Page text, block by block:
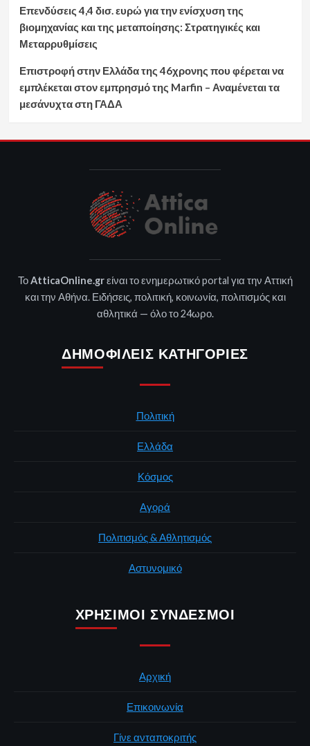
Επενδύσεις 4,4 δισ. ευρώ για την ενίσχυση της
βιομηχανίας και της μεταποίησης: Στρατηγικές και
Μεταρρυθμίσεις
Επιστροφή στην Ελλάδα της 46χρονης που φέρεται να
εμπλέκεται στον εμπρησμό της Marfin – Αναμένεται τα
μεσάνυχτα στη ΓΑΔΑ
ΤοAtticaOnline.grείναι το ενημερωτικό portal για την Αττική
και την Αθήνα. Ειδήσεις, πολιτική, κοινωνία, πολιτισμός και
αθλητικά — όλο το 24ωρο.
ΔΗΜΟΦΙΛΕΊΣ ΚΑΤΗΓΟΡΊΕΣ
Πολιτική
Ελλάδα
Κόσμος
Αγορά
Πολιτισμός & Αθλητισμός
Αστυνομικό
ΧΡΉΣΙΜΟΙ ΣΎΝΔΕΣΜΟΙ
Αρχική
Επικοινωνία
Γίνε ανταποκριτής